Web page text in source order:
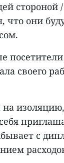
стороной
что они
своего
на
с